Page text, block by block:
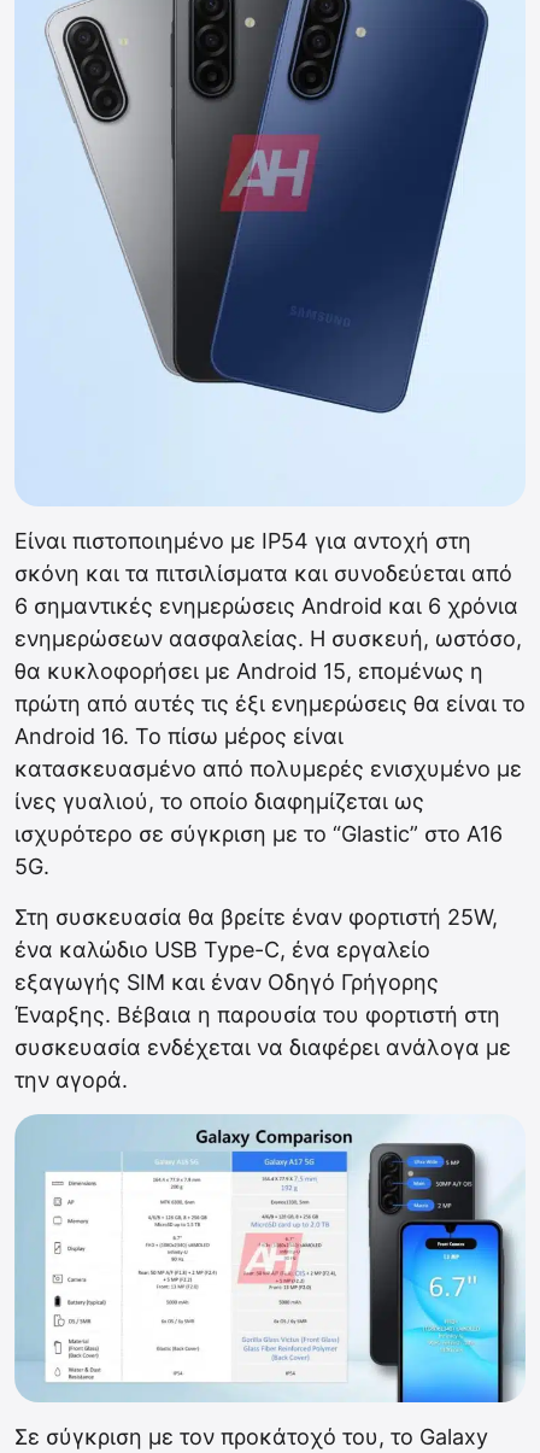
Είναι πιστοποιημένο με IP54 για αντοχή στη
σκόνη και τα πιτσιλίσματα και συνοδεύεται από
6 σημαντικές ενημερώσεις Android και 6 χρόνια
ενημερώσεων αασφαλείας. Η συσκευή, ωστόσο,
θα κυκλοφορήσει με Android 15, επομένως η
πρώτη από αυτές τις έξι ενημερώσεις θα είναι το
Android 16. Το πίσω μέρος είναι
κατασκευασμένο από πολυμερές ενισχυμένο με
ίνες γυαλιού, το οποίο διαφημίζεται ως
ισχυρότερο σε σύγκριση με το “Glastic” στο A16
5G.
Στη συσκευασία θα βρείτε έναν φορτιστή 25W,
ένα καλώδιο USB Type-C, ένα εργαλείο
εξαγωγής SIM και έναν Οδηγό Γρήγορης
Έναρξης. Βέβαια η παρουσία του φορτιστή στη
συσκευασία ενδέχεται να διαφέρει ανάλογα με
την αγορά.
Σε σύγκριση με τον προκάτοχό του, το Galaxy